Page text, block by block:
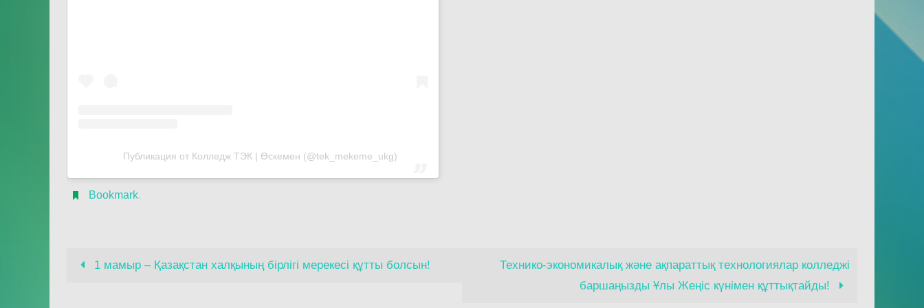
Публикация от Колледж ТЭК | Өскемен (@tek_mekeme_ukg)
Bookmark.
1 мамыр – Қазақстан халқының бірлігі мерекесі құтты болсын!
Технико-экономикалық және ақпараттық технологиялар колледжі
баршаңызды Ұлы Жеңіс күнімен құттықтайды!